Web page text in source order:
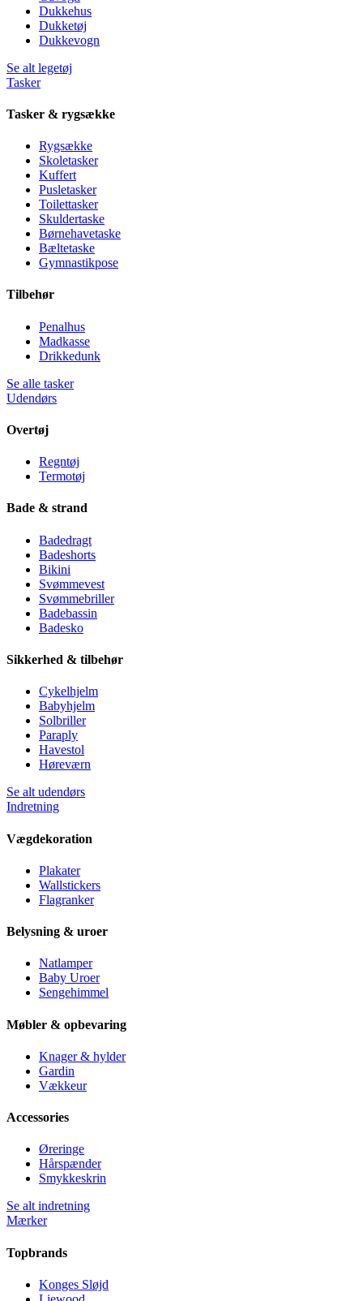
Dukkehus
Dukketøj
Dukkevogn
Se alt legetøj
Tasker
Tasker & rygsække
Rygsække
Skoletasker
Kuffert
Pusletasker
Toilettasker
Skuldertaske
Børnehavetaske
Bæltetaske
Gymnastikpose
Tilbehør
Penalhus
Madkasse
Drikkedunk
Se alle tasker
Udendørs
Overtøj
Regntøj
Termotøj
Bade & strand
Badedragt
Badeshorts
Bikini
Svømmevest
Svømmebriller
Badebassin
Badesko
Sikkerhed & tilbehør
Cykelhjelm
Babyhjelm
Solbriller
Paraply
Havestol
Høreværn
Se alt udendørs
Indretning
Vægdekoration
Plakater
Wallstickers
Flagranker
Belysning & uroer
Natlamper
Baby Uroer
Sengehimmel
Møbler & opbevaring
Knager & hylder
Gardin
Vækkeur
Accessories
Øreringe
Hårspænder
Smykkeskrin
Se alt indretning
Mærker
Topbrands
Konges Sløjd